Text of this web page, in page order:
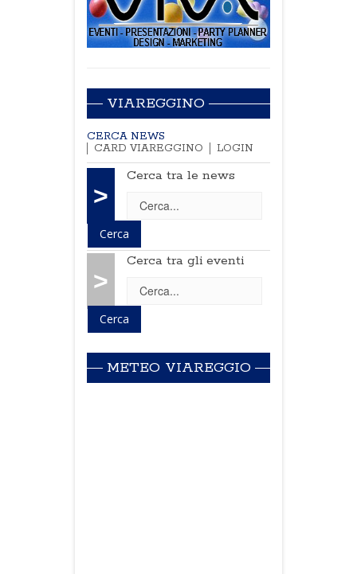
VIAREGGINO
CERCA NEWS
CARD VIAREGGINO
LOGIN
>
Cerca tra le news
>
Cerca tra gli eventi
METEO VIAREGGIO